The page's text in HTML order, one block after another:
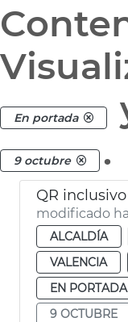
En portada
9 octubre .
QR
modificado
ALCALDÍA
VALENCIA
EN
9 OCTUBRE